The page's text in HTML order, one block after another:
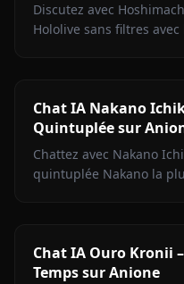
Discutez avec
Hololive sans filtres
Chat IA Nakano
Quintuplée sur
Chattez avec Nakano
quintuplée Nakano la
Chat IA Ouro Kronii
Temps sur Anione